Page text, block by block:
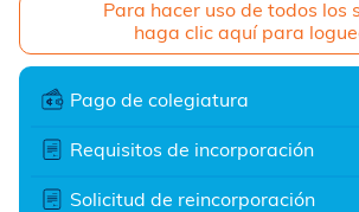
Para hacer uso de todos los
haga clic aquí para
Pago de colegiatura
Requisitos de incorporación
Solicitud de reincorporación